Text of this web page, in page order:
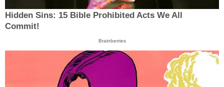
Hidden Sins: 15 Bible Prohibited Acts We All
Commit!
Brainberries